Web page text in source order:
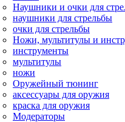
Наушники и очки для
наушники для стрельбы
очки для стрельбы
Ножи, мультитулы и
инструменты
мультитулы
ножи
Оружейный тюнинг
аксессуары для оружия
краска для оружия
Модераторы